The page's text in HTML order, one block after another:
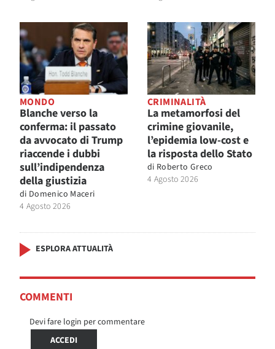
MONDO
Blanche verso la
conferma: il passato
da avvocato di Trump
riaccende i dubbi
sull’indipendenza
della giustizia
di Domenico Maceri
4 Agosto 2026
CRIMINALITÀ
La metamorfosi del
crimine giovanile,
l’epidemia low-cost e
la risposta dello Stato
di Roberto Greco
4 Agosto 2026
ESPLORA ATTUALITÀ
COMMENTI
Devi fare login per commentare
ACCEDI